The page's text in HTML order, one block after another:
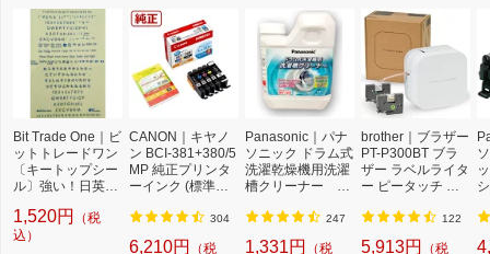
Bit Trade One｜ビ
ットトレードワン
〔キートップシー
ル〕強い！日英対
プシールセット ブ
ルー DYKTSBL
1,520円
（税
込）
CANON｜キヤノ
ン BCI-381+380/5
MP 純正プリンタ
ーインク (標準容
3813805MP] 304
6,210円
（税
Panasonic｜パナ
ソニック ドラム式
洗濯乾燥機用洗濯
槽クリーナー N-
機 洗浄 洗剤 750m
l NW2]【rb_pcp】
247
1,331円
（税
brother｜ブラザー
PT-P300BT ブラ
ザー ラベルライタ
ー ピータッチ キ
T (3.5mm~12mm
幅/TZeテープ) P-T
122
5,913円
（税